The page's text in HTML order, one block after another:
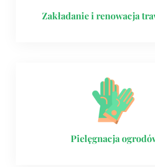
Zakładanie i renowacja
Pielęgnacja